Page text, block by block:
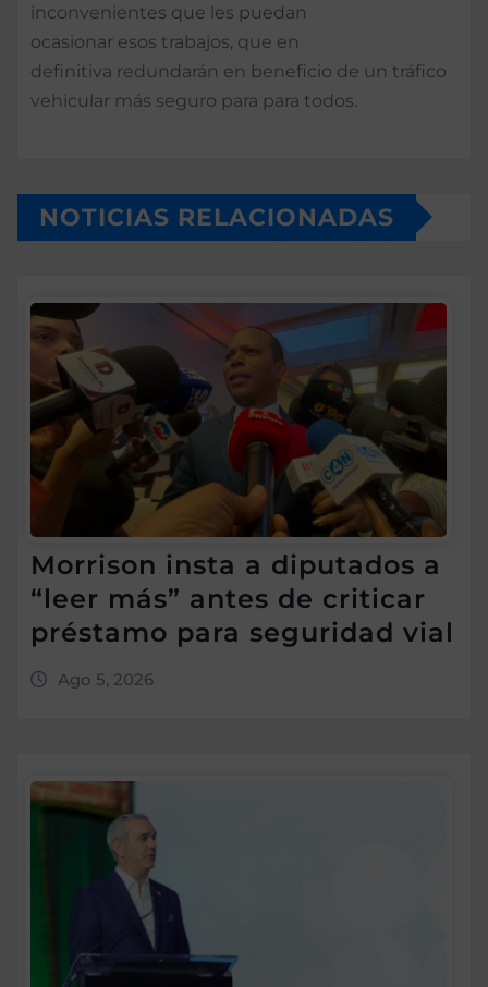
inconvenientes que les puedan
ocasionar esos trabajos, que en
definitiva redundarán en beneficio de un tráfico
vehicular más seguro para para todos.
NOTICIAS RELACIONADAS
Morrison insta a diputados a
“leer más” antes de criticar
préstamo para seguridad vial
Ago 5, 2026